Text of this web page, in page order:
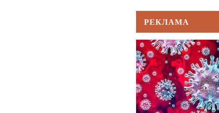
РЕКЛАМА